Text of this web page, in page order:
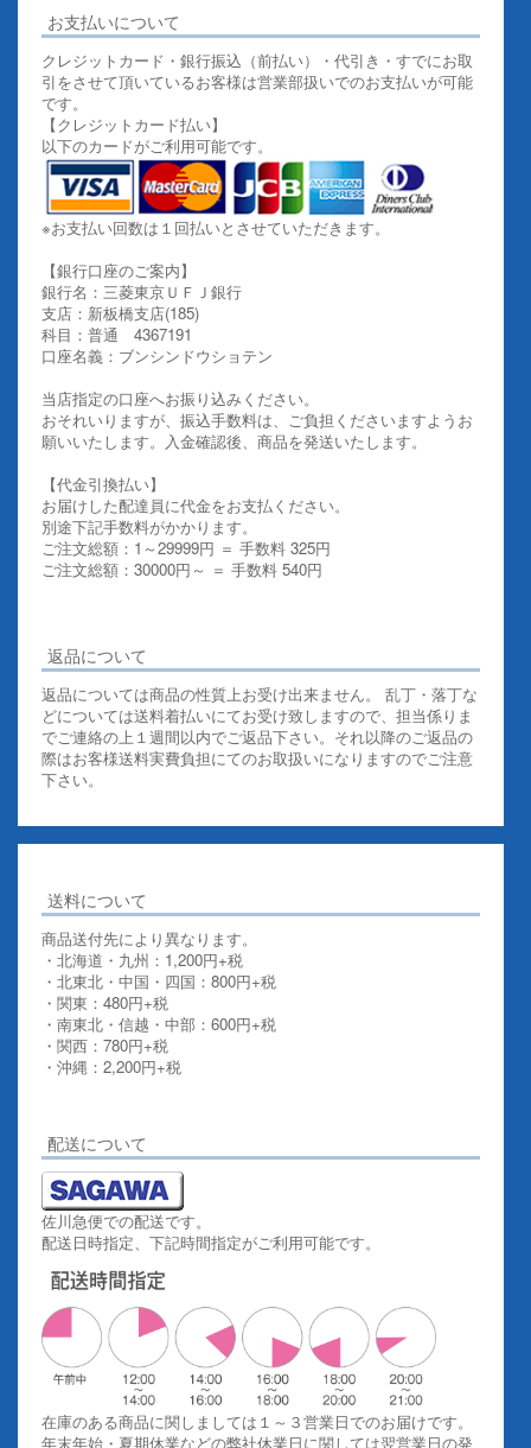
お支払いについて
クレジットカード・銀行振込（前払い）・代引き・すでにお取
引をさせて頂いているお客様は営業部扱いでのお支払いが可能
です。
【クレジットカード払い】
以下のカードがご利用可能です。
※お支払い回数は１回払いとさせていただきます。
【銀行口座のご案内】
銀行名：三菱東京ＵＦＪ銀行
支店：新板橋支店(185)
科目：普通 4367191
口座名義：ブンシンドウショテン
当店指定の口座へお振り込みください。
おそれいりますが、振込手数料は、ご負担くださいますようお
願いいたします。入金確認後、商品を発送いたします。
【代金引換払い】
お届けした配達員に代金をお支払ください。
別途下記手数料がかかります。
ご注文総額：1～29999円 ＝ 手数料 325円
ご注文総額：30000円～ ＝ 手数料 540円
返品について
返品については商品の性質上お受け出来ません。 乱丁・落丁な
どについては送料着払いにてお受け致しますので、担当係りま
でご連絡の上１週間以内でご返品下さい。それ以降のご返品の
際はお客様送料実費負担にてのお取扱いになりますのでご注意
下さい。
送料について
商品送付先により異なります。
・北海道・九州：1,200円+税
・北東北・中国・四国：800円+税
・関東：480円+税
・南東北・信越・中部：600円+税
・関西：780円+税
・沖縄：2,200円+税
配送について
佐川急便での配送です。
配送日時指定、下記時間指定がご利用可能です。
在庫のある商品に関しましては１～３営業日でのお届けです。
年末年始・夏期休業などの弊社休業日に関しては翌営業日の発